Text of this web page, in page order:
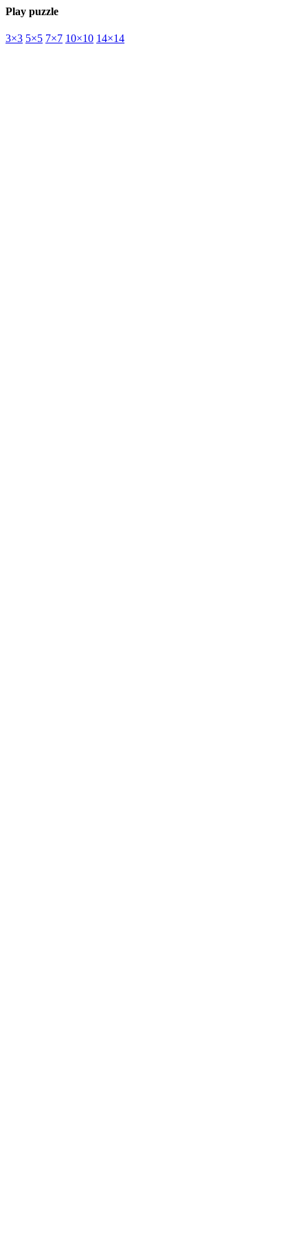
Play puzzle
3×3 5×5 7×7 10×10 14×14